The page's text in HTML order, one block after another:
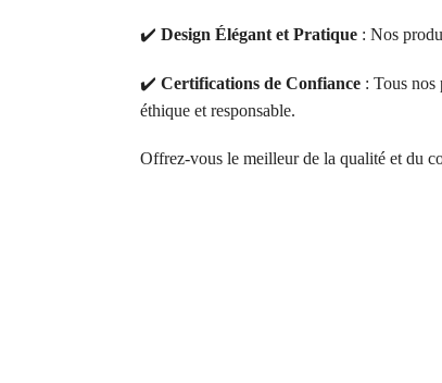
✔️ Design Élégant et Pratique: Nos
✔️ Certifications de Confiance: Tous nos
éthique et responsable.
Offrez-vous le meilleur de la qualité et du